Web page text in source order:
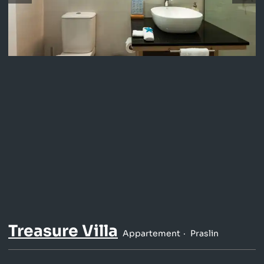
Treasure Villa Appartement Praslin